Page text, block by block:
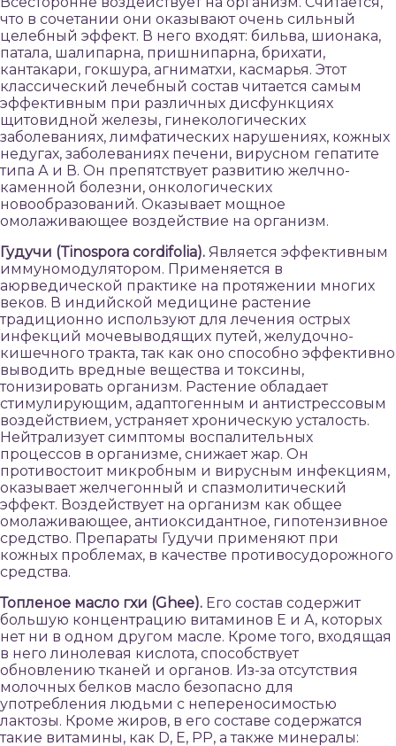
что в сочетании они оказывают очень сильный
целебный эффект. В него входят: бильва, шионака,
патала, шалипарна, пришнипарна, брихати,
кантакари, гокшура, агниматхи, касмарья. Этот
классический лечебный состав читается самым
эффективным при различных дисфункциях
щитовидной железы, гинекологических
заболеваниях, лимфатических нарушениях, кожных
недугах, заболеваниях печени, вирусном гепатите
типа А и В. Он препятствует развитию желчно-
каменной болезни, онкологических
новообразований. Оказывает мощное
омолаживающее воздействие на организм.
Гудучи (Tinospora cordifolia). Является эффективным
иммуномодулятором. Применяется в
аюрведической практике на протяжении многих
веков. В индийской медицине растение
традиционно используют для лечения острых
инфекций мочевыводящих путей, желудочно-
кишечного тракта, так как оно способно эффективно
выводить вредные вещества и токсины,
тонизировать организм. Растение обладает
стимулирующим, адаптогенным и антистрессовым
воздействием, устраняет хроническую усталость.
Нейтрализует симптомы воспалительных
процессов в организме, снижает жар. Он
противостоит микробным и вирусным инфекциям,
оказывает желчегонный и спазмолитический
эффект. Воздействует на организм как общее
омолаживающее, антиоксидантное, гипотензивное
средство. Препараты Гудучи применяют при
кожных проблемах, в качестве противосудорожного
средства.
Топленое масло гхи (Ghee). Его состав содержит
большую концентрацию витаминов Е и А, которых
нет ни в одном другом масле. Кроме того, входящая
в него линолевая кислота, способствует
обновлению тканей и органов. Из-за отсутствия
молочных белков масло безопасно для
употребления людьми с непереносимостью
лактозы. Кроме жиров, в его составе содержатся
такие витамины, как D, E, PP, а также минералы: